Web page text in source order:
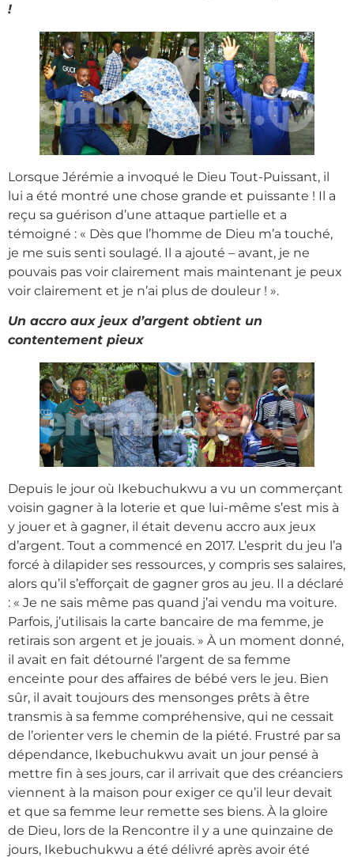
!
Lorsque Jérémie a invoqué le Dieu Tout-Puissant, il
lui a été montré une chose grande et puissante ! Il a
reçu sa guérison d’une attaque partielle et a
témoigné : « Dès que l’homme de Dieu m’a touché,
je me suis senti soulagé. Il a ajouté – avant, je ne
pouvais pas voir clairement mais maintenant je peux
voir clairement et je n’ai plus de douleur ! ».
Un accro aux jeux d’argent obtient un
contentement pieux
Depuis le jour où Ikebuchukwu a vu un commerçant
voisin gagner à la loterie et que lui-même s’est mis à
y jouer et à gagner, il était devenu accro aux jeux
d’argent. Tout a commencé en 2017. L’esprit du jeu l’a
forcé à dilapider ses ressources, y compris ses salaires,
alors qu’il s’efforçait de gagner gros au jeu. Il a déclaré
: « Je ne sais même pas quand j’ai vendu ma voiture.
Parfois, j’utilisais la carte bancaire de ma femme, je
retirais son argent et je jouais. » À un moment donné,
il avait en fait détourné l’argent de sa femme
enceinte pour des affaires de bébé vers le jeu. Bien
sûr, il avait toujours des mensonges prêts à être
transmis à sa femme compréhensive, qui ne cessait
de l’orienter vers le chemin de la piété. Frustré par sa
dépendance, Ikebuchukwu avait un jour pensé à
mettre fin à ses jours, car il arrivait que des créanciers
viennent à la maison pour exiger ce qu’il leur devait
et que sa femme leur remette ses biens. À la gloire
de Dieu, lors de la Rencontre il y a une quinzaine de
jours, Ikebuchukwu a été délivré après avoir été